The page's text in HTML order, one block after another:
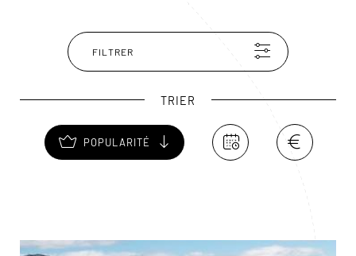
FILTRER
TRIER
POPULARITÉ